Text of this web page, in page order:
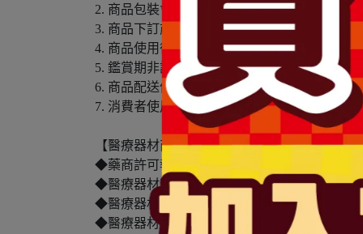
2. 商品包裝會有新舊轉換期，依實際收到商品
3. 商品下訂前，建議實際試色、試用後再行購
4. 商品使用後若出現不適或非預期反應，請尋
5. 鑑賞期非試用期，本產品屬於私人消耗性
6. 商品配送僅包含台灣本島，不包含離島配
7. 消費者使用前應詳閱醫療器材說明書。
【醫療器材商(藥商)許可執照】
◆藥商許可執照字號：北市衛藥販(中)字第
◆醫療器材商許可執照字號：北市衛器販（中
◆醫療器材商(藥商)名稱：三友藥妝股份有限
◆醫療器材商(藥商)地址：台北市中山區民權